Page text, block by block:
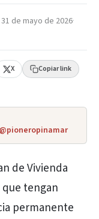
31 de mayo de 2026·
X Copiar link
@pioneropinamar
de Vivienda
que tengan
permanente